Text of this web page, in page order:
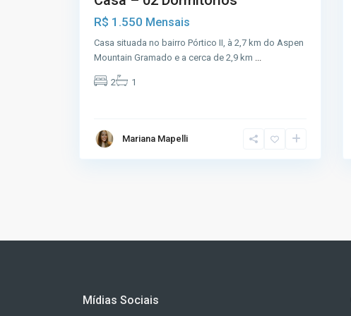
R$ 1.550 Mensais
Casa situada no bairro Pórtico II, à 2,7 km do Aspen
Mountain Gramado e a cerca de 2,9 km ...
2 1
Mariana Mapelli
Mídias Sociais